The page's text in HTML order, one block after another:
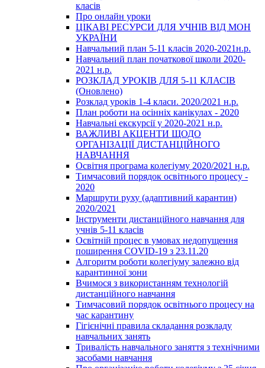
класів
Про онлайн уроки
ЦІКАВІ РЕСУРСИ ДЛЯ УЧНІВ ВІД МОН
УКРАЇНИ
Навчальний план 5-11 класів 2020-2021н.р.
Навчальний план початкової школи 2020-
2021 н.р.
РОЗКЛАД УРОКІВ ДЛЯ 5-11 КЛАСІВ
(Оновлено)
Розклад уроків 1-4 класи. 2020/2021 н.р.
План роботи на осінніх канікулах - 2020
Навчальні екскурсії у 2020-2021 н.р.
ВАЖЛИВІ АКЦЕНТИ ЩОДО
ОРГАНІЗАЦІЇ ДИСТАНЦІЙНОГО
НАВЧАННЯ
Освітня програма колегіуму 2020/2021 н.р.
Тимчасовий порядок освітнього процесу -
2020
Маршрути руху (адаптивний карантин)
2020/2021
Інструменти дистанційного навчання для
учнів 5-11 класів
Освітній процес в умовах недопущення
поширення COVID-19 з 23.11.20
Алгоритм роботи колегіуму залежно від
карантинної зони
Вчимося з використанням технологій
дистанційного навчання
Тимчасовий порядок освітнього процесу на
час карантину
Гігієнічні правила складання розкладу
навчальних занять
Тривалість навчального заняття з технічними
засобами навчання